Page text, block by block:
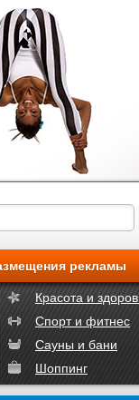
рекламы
Красота и
Спорт и фитнес
Сауны и бани
Шоппинг